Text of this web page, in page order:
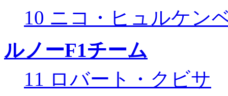
10 ニコ・ヒュルケン
ルノーF1チーム
11 ロバート・クビサ